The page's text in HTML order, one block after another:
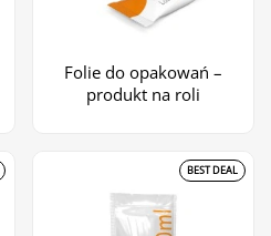
Folie do opakowań –
produkt na roli
BEST DEAL